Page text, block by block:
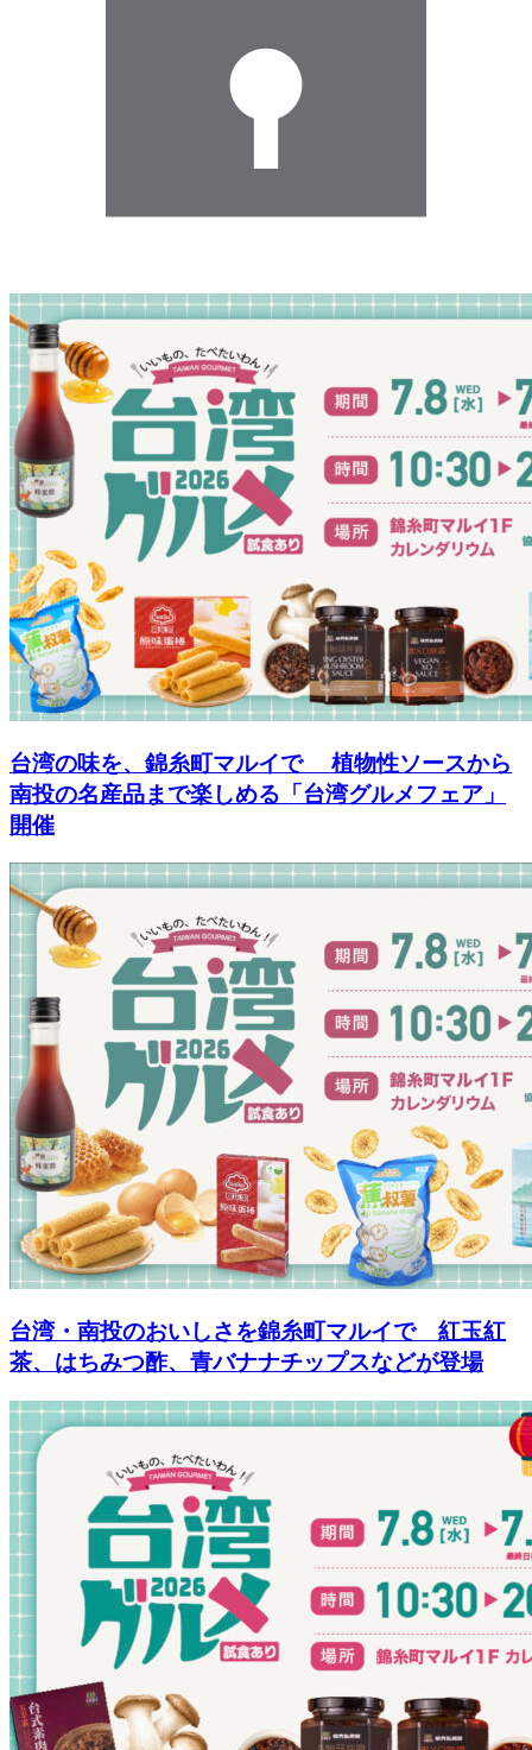
台湾の味を、錦糸町マルイで 植物性ソースから
南投の名産品まで楽しめる「台湾グルメフェア」
開催
台湾・南投のおいしさを錦糸町マルイで 紅玉紅
茶、はちみつ酢、青バナナチップスなどが登場